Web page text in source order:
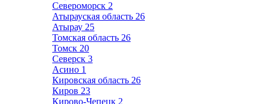
Североморск 2
Атырауская область 26
Атырау 25
Томская область 26
Томск 20
Северск 3
Асино 1
Кировская область 26
Киров 23
Кирово-Чепецк 2